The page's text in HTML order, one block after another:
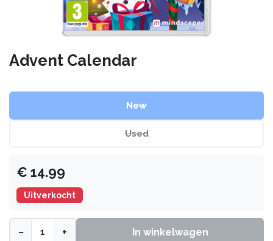
Advent Calendar
New
Used
€ 14.99
Uitverkocht
− + In winkelwagen